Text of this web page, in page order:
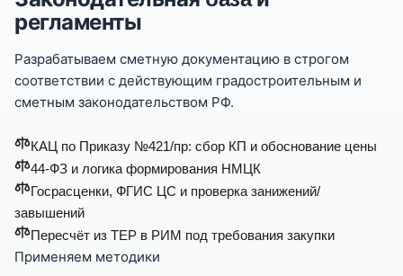
регламенты
Разрабатываем сметную документацию в строгом
соответствии с действующим градостроительным и
сметным законодательством РФ.
КАЦ по Приказу №421/пр: сбор КП и обоснование цены
44-ФЗ и логика формирования НМЦК
Госрасценки, ФГИС ЦС и проверка занижений/
завышений
Пересчёт из ТЕР в РИМ под требования закупки
Применяем методики